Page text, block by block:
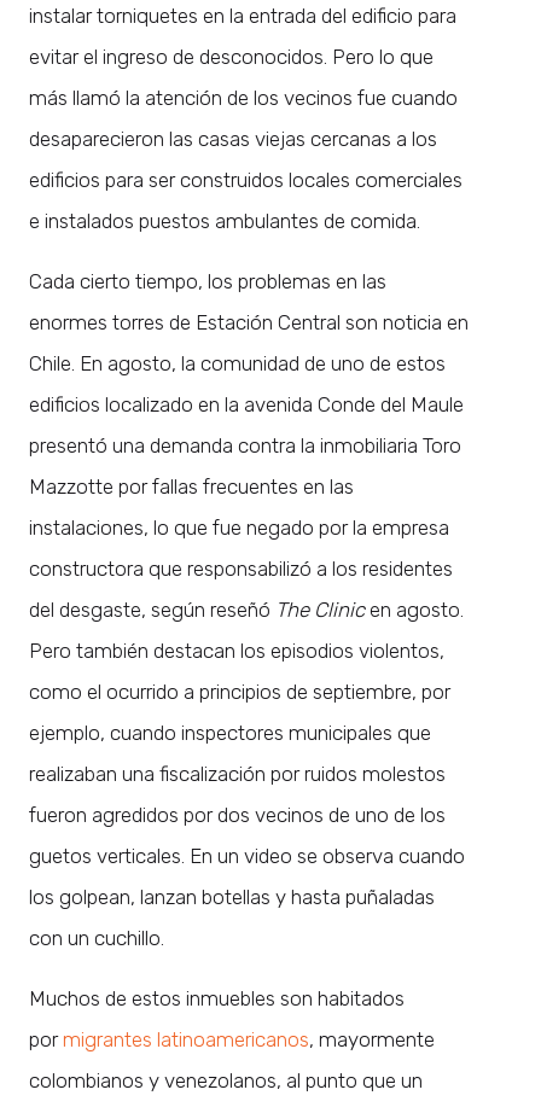
instalar torniquetes en la entrada del edificio para
evitar el ingreso de desconocidos. Pero lo que
más llamó la atención de los vecinos fue cuando
desaparecieron las casas viejas cercanas a los
edificios para ser construidos locales comerciales
e instalados puestos ambulantes de comida.
Cada cierto tiempo, los problemas en las
enormes torres de Estación Central son noticia en
Chile. En agosto, la comunidad de uno de estos
edificios localizado en la avenida Conde del Maule
presentó una demanda contra la inmobiliaria Toro
Mazzotte por fallas frecuentes en las
instalaciones, lo que fue negado por la empresa
constructora que responsabilizó a los residentes
del desgaste, según reseñó The Clinicen agosto.
Pero también destacan los episodios violentos,
como el ocurrido a principios de septiembre, por
ejemplo, cuando inspectores municipales que
realizaban una fiscalización por ruidos molestos
fueron agredidos por dos vecinos de uno de los
guetos verticales. En un video se observa cuando
los golpean, lanzan botellas y hasta puñaladas
con un cuchillo.
Muchos de estos inmuebles son habitados
pormigrantes latinoamericanos, mayormente
colombianos y venezolanos, al punto que un